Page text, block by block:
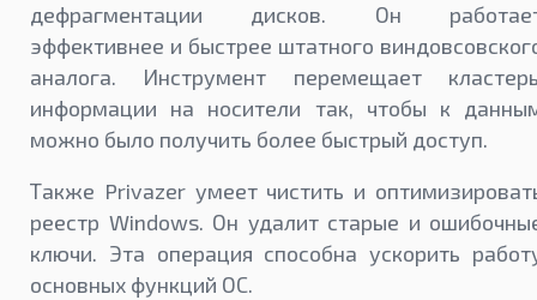
дефрагментации дисков. Он
эффективнее и быстрее штатного
аналога. Инструмент перемещает
информации на носители так, чтобы к
можно было получить более быстрый доступ.
Также Privazer умеет чистить и
реестр Windows. Он удалит старые и
ключи. Эта операция способна ускорить
основных функций ОС.